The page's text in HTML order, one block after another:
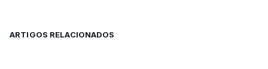
ARTIGOS RELACIONADOS